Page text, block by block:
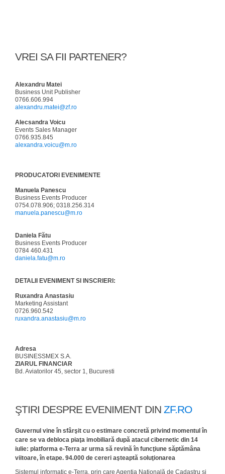
VREI SA FII PARTENER?
Alexandru Matei
Business Unit Publisher
0766.606.994
alexandru.matei@zf.ro
Alecsandra Voicu
Events Sales Manager
0766.935.845
alexandra.voicu@m.ro
PRODUCATORI EVENIMENTE
Manuela Panescu
Business Events Producer
0754.078.906; 0318.256.314
manuela.panescu@m.ro
Daniela Fătu
Business Events Producer
0784 460.431
daniela.fatu@m.ro
DETALII EVENIMENT SI INSCRIERI:
Ruxandra Anastasiu
Marketing Assistant
0726.960.542
ruxandra.anastasiu@m.ro
Adresa
BUSINESSMEX S.A.
ZIARUL FINANCIAR
Bd. Aviatorilor 45, sector 1, Bucuresti
ŞTIRI DESPRE EVENIMENT DIN ZF.RO
Guvernul vine în sfârşit cu o estimare concretă privind momentul în
care se va debloca piaţa imobiliară după atacul cibernetic din 14
iulie: platforma e-Terra ar urma să revină în funcţiune săptămâna
viitoare, în etape. 94.000 de cereri aşteaptă soluţionarea
Sistemul informatic e-Terra, prin care Agenţia Naţională de Cadastru şi